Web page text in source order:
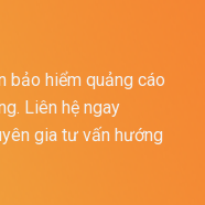
bảo hiểm quảng cáo
Liên hệ ngay
gia tư vấn hướng